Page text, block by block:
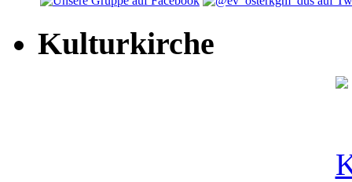
Kulturkirche